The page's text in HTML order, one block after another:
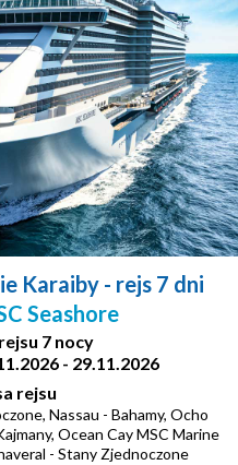
Karaiby- rejs 7 dni
Seashore
7 nocy
- 29.11.2026
rejsu
Nassau - Bahamy, Ocho
Ocean Cay MSC Marine
- Stany Zjednoczone